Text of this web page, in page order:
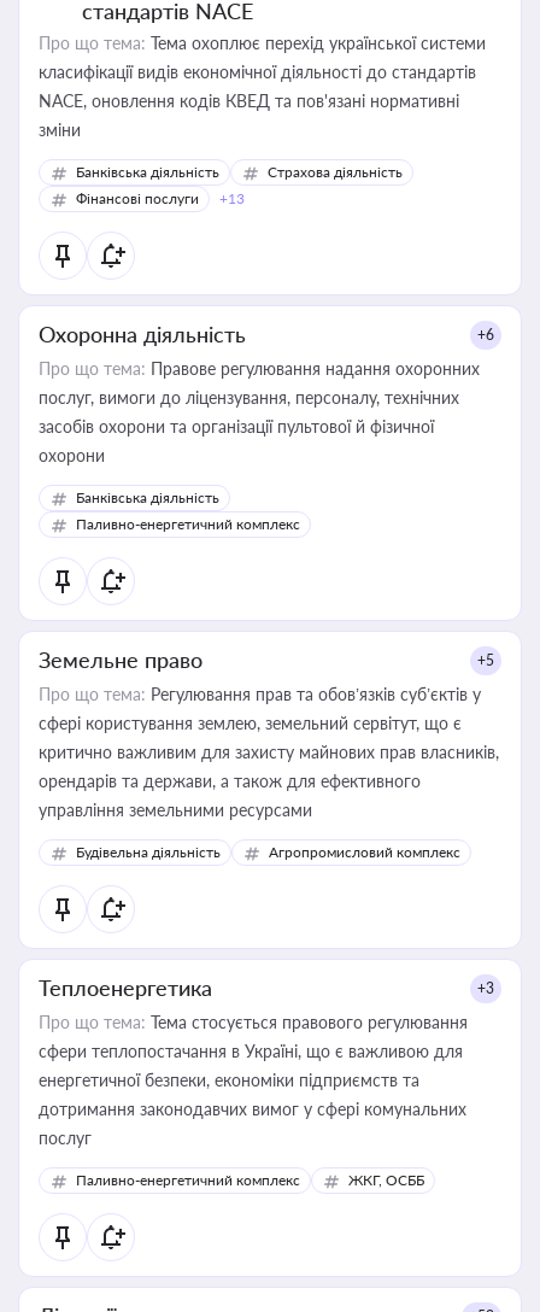
стандартів NACE
Про що тема: Тема охоплює перехід української системи
класифікації видів економічної діяльності до стандартів
NACE, оновлення кодів КВЕД та пов'язані нормативні
зміни
Банківська діяльність
Страхова діяльність
Фінансові послуги
+13
Охоронна діяльність +6
Про що тема: Правове регулювання надання охоронних
послуг, вимоги до ліцензування, персоналу, технічних
засобів охорони та організації пультової й фізичної
охорони
Банківська діяльність
Паливно-енергетичний комплекс
Земельне право +5
Про що тема: Регулювання прав та обов’язків суб’єктів у
сфері користування землею, земельний сервітут, що є
критично важливим для захисту майнових прав власників,
орендарів та держави, а також для ефективного
управління земельними ресурсами
Будівельна діяльність Агропромисловий комплекс
Теплоенергетика +3
Про що тема: Тема стосується правового регулювання
сфери теплопостачання в Україні, що є важливою для
енергетичної безпеки, економіки підприємств та
дотримання законодавчих вимог у сфері комунальних
послуг
Паливно-енергетичний комплекс ЖКГ, ОСББ